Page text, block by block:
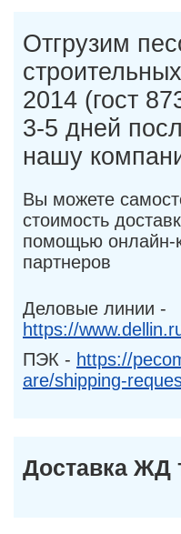
Отгрузим
2014 (гост
3-5 дней
нашу
Вы можете
стоимость
помощью онлайн-
партнеров
Деловые линии -
https://
ПЭК - https://
are/shipping-
Доставка ЖД